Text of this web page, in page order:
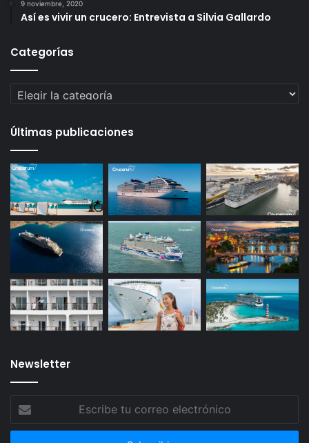
9 noviembre, 2020
Así es vivir un crucero: Entrevista a Silvia Gallardo
Categorías
Categorías
Últimas publicaciones
Newsletter
correo